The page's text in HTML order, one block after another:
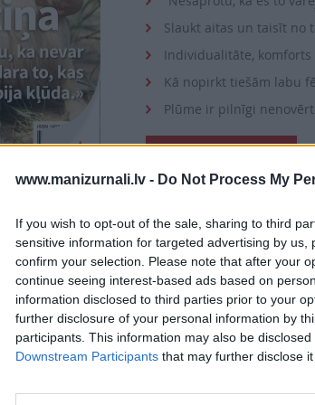
www.manizurnali.lv - Do Not Process My
If you wish to opt-out of the sale, sharing to third
sensitive information for targeted advertising by
confirm your selection. Please note that after your
continue seeing interest-based ads based on
information disclosed to third parties prior to your
further disclosure of your personal information by
participants. This information may also be
Downstream Participants that may further disclose
Slaukt aitas un taisīt no
Individualitāte,
Kā nopirkt tiešām labu
Plūme ir pilnīgi
Abonēt